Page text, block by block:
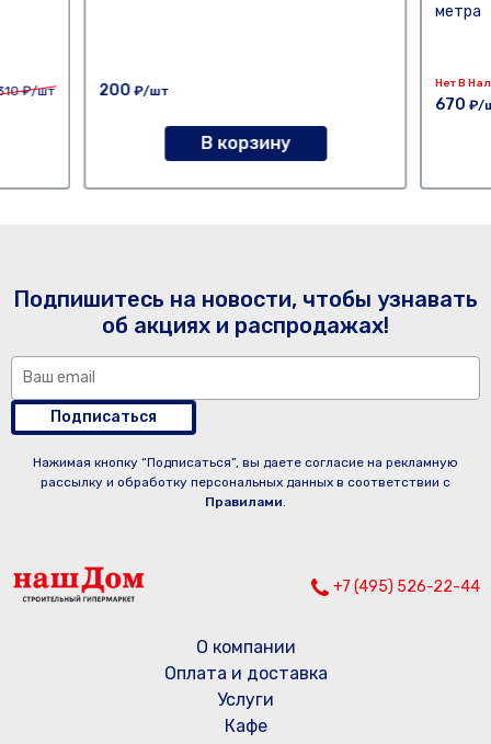
₽/шт 200 ₽/шт
В корзину
метра
Нет В
670 ₽/
Подпишитесь на новости, чтобы узнавать
об акциях и распродажах!
Подписаться
Нажимая кнопку “Подписаться”, вы даете согласие на рекламную
рассылку и обработку персональных данных в соответствии с
Правилами.
+7 (495) 526-22-44
О компании
Оплата и доставка
Услуги
Кафе